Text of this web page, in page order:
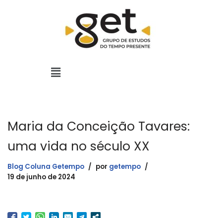
Maria da Conceição Tavares:
uma vida no século XX
Blog Coluna Getempo por getempo
19 de junho de 2024